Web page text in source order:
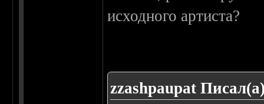
исходного артиста?
zzashpaupat